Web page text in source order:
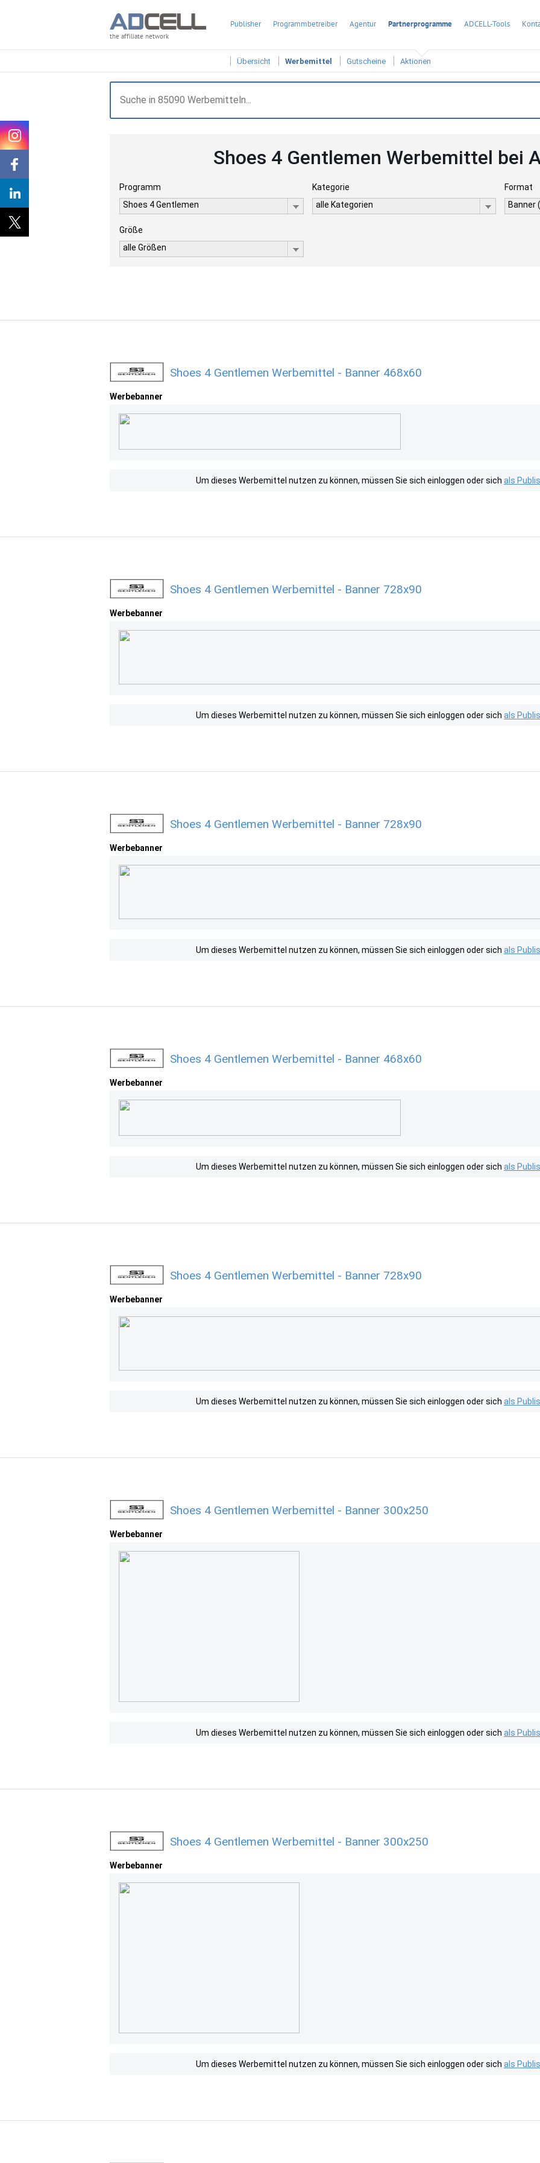
the affiliate network
Publisher Programmbetreiber Agentur Partnerprogramme ADCELL-Tools
Übersicht Werbemittel Gutscheine Aktionen
Shoes 4 Gentlemen Werbemittel bei
Programm
Shoes 4 Gentlemen
Kategorie
alle Kategorien
Format
Banner
Größe
alle Größen
Shoes 4 Gentlemen Werbemittel - Banner 468x60
Werbebanner
Um dieses Werbemittel nutzen zu können, müssen Sie sich einloggen oder sich als
Shoes 4 Gentlemen Werbemittel - Banner 728x90
Werbebanner
Um dieses Werbemittel nutzen zu können, müssen Sie sich einloggen oder sich als
Shoes 4 Gentlemen Werbemittel - Banner 728x90
Werbebanner
Um dieses Werbemittel nutzen zu können, müssen Sie sich einloggen oder sich als
Shoes 4 Gentlemen Werbemittel - Banner 468x60
Werbebanner
Um dieses Werbemittel nutzen zu können, müssen Sie sich einloggen oder sich als
Shoes 4 Gentlemen Werbemittel - Banner 728x90
Werbebanner
Um dieses Werbemittel nutzen zu können, müssen Sie sich einloggen oder sich als
Shoes 4 Gentlemen Werbemittel - Banner 300x250
Werbebanner
Um dieses Werbemittel nutzen zu können, müssen Sie sich einloggen oder sich als
Shoes 4 Gentlemen Werbemittel - Banner 300x250
Werbebanner
Um dieses Werbemittel nutzen zu können, müssen Sie sich einloggen oder sich als